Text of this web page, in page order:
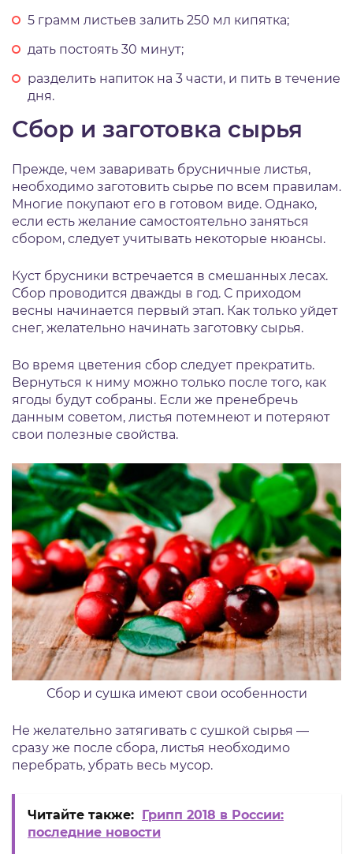
5 грамм листьев залить 250 мл кипятка;
дать постоять 30 минут;
разделить напиток на 3 части, и пить в течение
дня.
Сбор и заготовка сырья
Прежде, чем заваривать брусничные листья,
необходимо заготовить сырье по всем правилам.
Многие покупают его в готовом виде. Однако,
если есть желание самостоятельно заняться
сбором, следует учитывать некоторые нюансы.
Куст брусники встречается в смешанных лесах.
Сбор проводится дважды в год. С приходом
весны начинается первый этап. Как только уйдет
снег, желательно начинать заготовку сырья.
Во время цветения сбор следует прекратить.
Вернуться к ниму можно только после того, как
ягоды будут собраны. Если же пренебречь
данным советом, листья потемнеют и потеряют
свои полезные свойства.
Сбор и сушка имеют свои особенности
Не желательно затягивать с сушкой сырья —
сразу же после сбора, листья необходимо
перебрать, убрать весь мусор.
Читайте также:
Грипп 2018 в России:
последние новости